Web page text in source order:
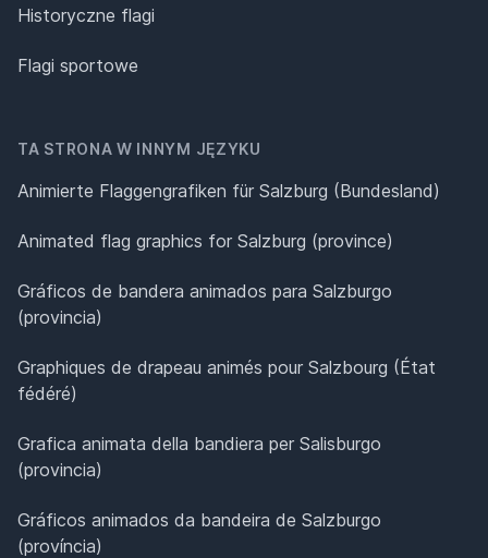
Historyczne flagi
Flagi sportowe
TA STRONA W INNYM JĘZYKU
Animierte Flaggengrafiken für Salzburg (Bundesland)
Animated flag graphics for Salzburg (province)
Gráficos de bandera animados para Salzburgo
(provincia)
Graphiques de drapeau animés pour Salzbourg (État
fédéré)
Grafica animata della bandiera per Salisburgo
(provincia)
Gráficos animados da bandeira de Salzburgo
(província)